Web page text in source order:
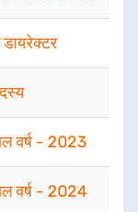
वर्ष - 2023
वर्ष - 2024